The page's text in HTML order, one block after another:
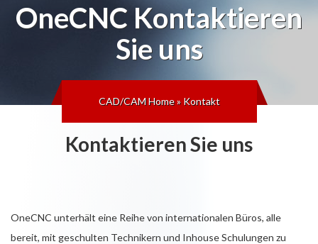
OneCNC Kontaktieren
Sie uns
CAD/CAM Home» Kontakt
Kontaktieren Sie uns
OneCNC unterhält eine Reihe von internationalen Büros, alle
bereit, mit geschulten Technikern und Inhouse Schulungen zu